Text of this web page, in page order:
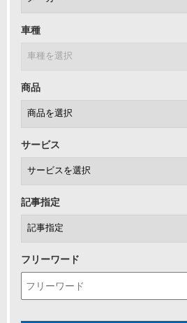
車種
商品
サービス
記事指定
フリーワード